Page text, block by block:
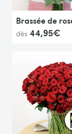
dès 44,95€